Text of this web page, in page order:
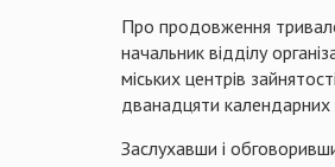
Про продовження
начальник відділу
міських центрів
дванадцяти календарних
Заслухавши і